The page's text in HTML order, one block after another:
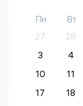
Пн Вт
27
28
3
4
10
11
17
18